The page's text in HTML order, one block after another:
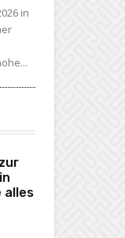
in
alles